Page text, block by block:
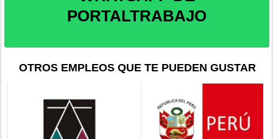
PORTALTRABAJO
OTROS EMPLEOS QUE TE PUEDEN GUSTAR